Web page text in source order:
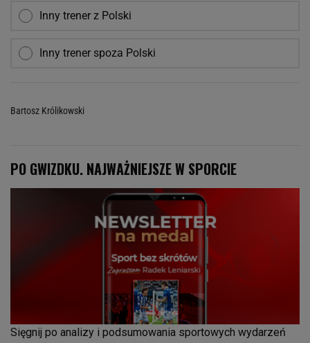
Inny trener z Polski
Inny trener spoza Polski
Bartosz Królikowski